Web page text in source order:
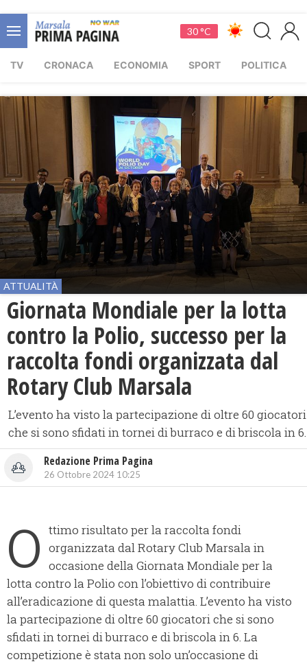
30 °C
TV CRONACA ECONOMIA SPORT POLITICA
ATTUALITÀ
Giornata Mondiale per la lotta
contro la Polio, successo per la
raccolta fondi organizzata dal
Rotary Club Marsala
L’evento ha visto la partecipazione di oltre 60 giocatori
che si sono sfidati in tornei di burraco e di briscola in 6.
Redazione Prima Pagina
26 Ottobre 2024 10:25
O ttimo risultato per la raccolta fondi
organizzata dal Rotary Club Marsala in
occasione della Giornata Mondiale per la
lotta contro la Polio con l’obiettivo di contribuire
all’eradicazione di questa malattia. L’evento ha visto
la partecipazione di oltre 60 giocatori che si sono
sfidati in tornei di burraco e di briscola in 6. La
competizione è stata non solo un’occasione di